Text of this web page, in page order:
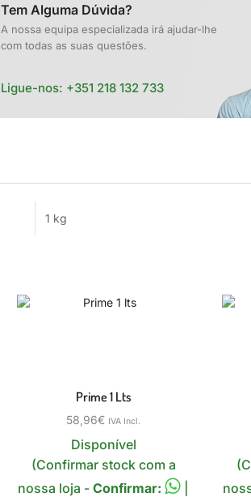
Tem Alguma Dúvida?
A nossa equipa especializada irá ajudar-lhe
com todas as suas questões.
Ligue-nos: +351 218 132 733
1 kg
Prime 1 Lts
58,96€ IVA Incl.
Disponível
(Confirmar stock com a
nossa loja -Confirmar: